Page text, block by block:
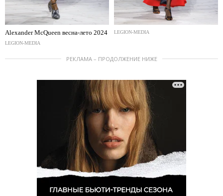
Alexander McQueen весна-лето 2024
LEGION-MEDIA
LEGION-MEDIA
РЕКЛАМА – ПРОДОЛЖЕНИЕ НИЖЕ